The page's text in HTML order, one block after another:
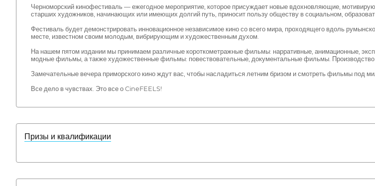
Черноморский кинофестиваль — ежегодное мероприятие, которое присуждает новые вдохновляющие,
старших художников, начинающих или имеющих долгий путь, приносит пользу обществу в социальном,
Фестиваль будет демонстрировать инновационное независимое кино со всего мира, проходящего вдоль
месте, известном своим молодым, вибрирующим и художественным духом.
На нашем пятом издании мы принимаем различные короткометражные фильмы: нарративные, анимационные,
модные фильмы, а также художественные фильмы: повествовательные, документальные фильмы. Производство
Замечательные вечера приморского кино ждут вас, чтобы насладиться летним бризом и смотреть фильмы под
Все дело в чувствах. Это все о CineFEELS!
Призы и квалификации